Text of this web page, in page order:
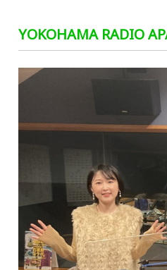
YOKOHAMA RADIO